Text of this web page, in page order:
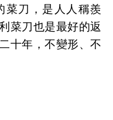
菜刀，是人人稱羨
菜刀也是最好的返
十年，不變形、不